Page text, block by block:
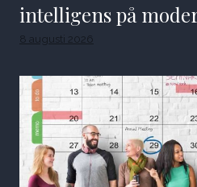
intelligens på
8 augusti 2026